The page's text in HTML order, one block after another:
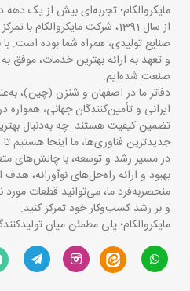
مایکروالکام؛ تجربه‌ای بیش از یک دهه
از سال 1391، شرکت مایکروالکام
صنایع تولیدی، همراه شما بوده است.
و تعهد به ارائه بهترین خدمات، موفق
صنعت شده‌ایم.
دفاتر ما در اصفهان و شنزن (چین)،
ایرانی و تأمین‌کنندگان جهانی،
تضمین کیفیت هستند. چه به‌دنبال
جدیدترین فناوری‌ها، ما اینجا هستیم تا
در مسیر رشد و توسعه، با چالش‌های
بهبود و ارائه راه‌حل‌های نوآورانه،
منحصربه‌فرد ما، می‌توانید قطعات مورد
و بر رشد کسب‌وکار خود تمرکز کنید.
مایکروالکام؛ پلی مطمئن میان